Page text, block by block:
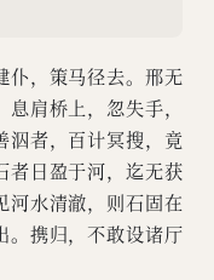
仆，策马径去。邢无
肩桥上，忽失手，
泅者，百计冥搜，竟
者日盈于河，迄无获
河水清澈，则石固在
。携归，不敢设诸厅